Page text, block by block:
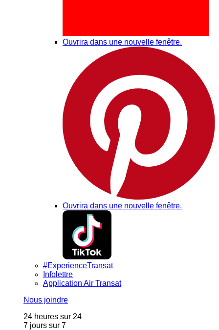
Ouvrira dans une nouvelle fenêtre.
Ouvrira dans une nouvelle fenêtre.
#ExperienceTransat
Infolettre
Application Air Transat
Nous joindre
24 heures sur 24
7 jours sur 7